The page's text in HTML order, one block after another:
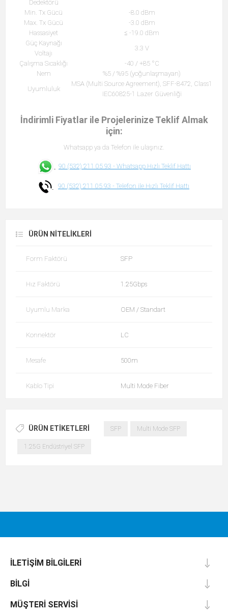
Dedektörü
Min. Tx Gücü
-8.0 dBm
Max. Tx Gücü
-3.0 dBm
Hassasiyet
≤ -19.0 dBm
Güç Kaynağı
Voltajı
3.3 V
Çalışma Sıcaklığı
-40 / +85 °C
Nem
%5 / %95 (yoğunlaşmayan)
Uyumluluk
MSA (Multi Source Agreement), SFF-8472, Class1
IEC60825-1 Lazer Güvenliği
İndirimli Fiyatlar ile Projelerinize Teklif Almak
için:
Whatsapp ya da Telefon ile ulaşınız.
90 (532) 211 05 93 - Whatsapp Hızlı Teklif Hattı
90 (532) 211 05 93 - Telefon ile Hızlı Teklif Hattı
ÜRÜN NITELIKLERI
Form Faktörü SFP
Hız Faktörü 1.25Gbps
Uyumlu Marka OEM / Standart
Konnektör LC
Mesafe 500m
Kablo Tipi Multi Mode Fiber
ÜRÜN ETIKETLERI SFP Multi Mode SFP
1.25G Endüstriyel SFP
İLETIŞIM BILGILERI
BILGI
MÜŞTERI SERVISI